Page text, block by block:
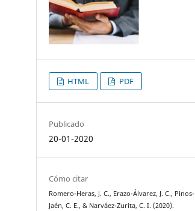
HTML PDF
Publicado
20-01-2020
Cómo citar
Romero-Heras, J. C., Erazo-Álvarez, J. C., Pinos-
Jaén, C. E., & Narváez-Zurita, C. I. (2020).